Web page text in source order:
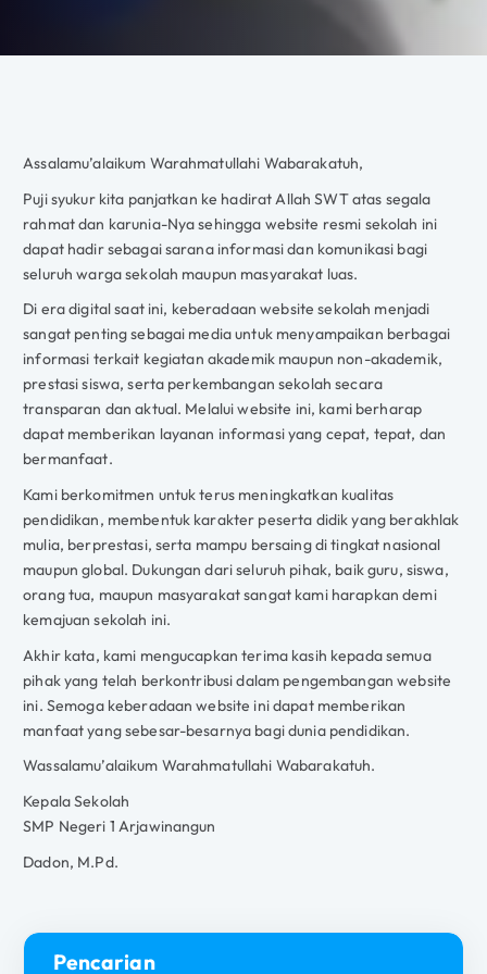
Assalamu’alaikum Warahmatullahi Wabarakatuh,
Puji syukur kita panjatkan ke hadirat Allah SWT atas segala
rahmat dan karunia-Nya sehingga website resmi sekolah ini
dapat hadir sebagai sarana informasi dan komunikasi bagi
seluruh warga sekolah maupun masyarakat luas.
Di era digital saat ini, keberadaan website sekolah menjadi
sangat penting sebagai media untuk menyampaikan berbagai
informasi terkait kegiatan akademik maupun non-akademik,
prestasi siswa, serta perkembangan sekolah secara
transparan dan aktual. Melalui website ini, kami berharap
dapat memberikan layanan informasi yang cepat, tepat, dan
bermanfaat.
Kami berkomitmen untuk terus meningkatkan kualitas
pendidikan, membentuk karakter peserta didik yang berakhlak
mulia, berprestasi, serta mampu bersaing di tingkat nasional
maupun global. Dukungan dari seluruh pihak, baik guru, siswa,
orang tua, maupun masyarakat sangat kami harapkan demi
kemajuan sekolah ini.
Akhir kata, kami mengucapkan terima kasih kepada semua
pihak yang telah berkontribusi dalam pengembangan website
ini. Semoga keberadaan website ini dapat memberikan
manfaat yang sebesar-besarnya bagi dunia pendidikan.
Wassalamu’alaikum Warahmatullahi Wabarakatuh.
Kepala Sekolah
SMP Negeri 1 Arjawinangun
Dadon, M.Pd.
Pencarian